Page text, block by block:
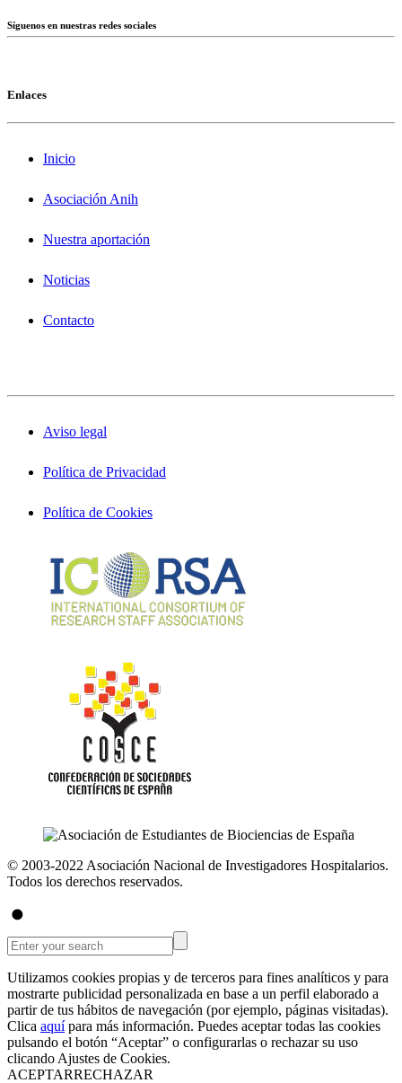
Síguenos en nuestras redes sociales
Enlaces
Inicio
Asociación Anih
Nuestra aportación
Noticias
Contacto
Aviso legal
Política de Privacidad
Política de Cookies
© 2003-2022 Asociación Nacional de Investigadores Hospitalarios.
Todos los derechos reservados.
Utilizamos cookies propias y de terceros para fines analíticos y para
mostrarte publicidad personalizada en base a un perfil elaborado a
partir de tus hábitos de navegación (por ejemplo, páginas visitadas).
Clica aquípara más información. Puedes aceptar todas las cookies
pulsando el botón “Aceptar” o configurarlas o rechazar su uso
clicando Ajustes de Cookies.
ACEPTARRECHAZAR